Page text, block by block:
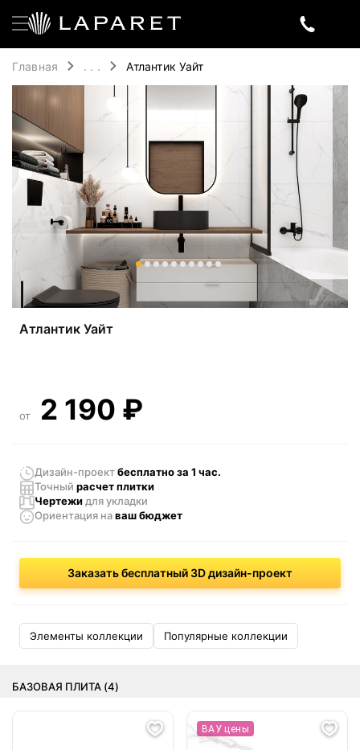
Главная . . . Атлантик Уайт
Атлантик Уайт
от 2 190 ₽
Дизайн-проектбесплатно за 1 час.
Точный расчет плитки
Чертежи для укладки
Ориентация наваш бюджет
Заказать бесплатный 3D дизайн-проект
Элементы коллекции Популярные коллекции
БАЗОВАЯ ПЛИТА (4)
ВАУ цены